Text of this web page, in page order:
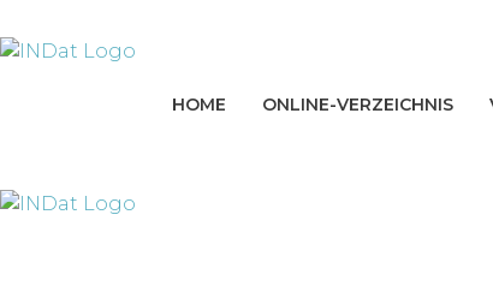
Inhalt
HOME ONLINE-VERZEICHNIS